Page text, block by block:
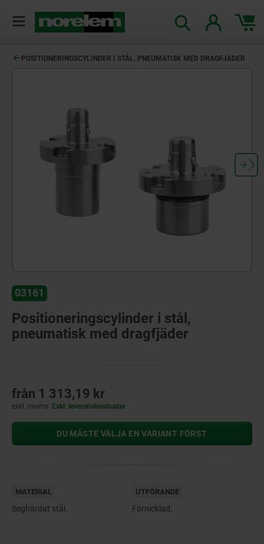
POSITIONERINGSCYLINDER I STÅL, PNEUMATISK MED DRAGFJÄDER
03161
Positioneringscylinder i stål,
pneumatisk med dragfjäder
från 1 313,19 kr
exkl. moms Exkl. leveranskostnader
DU MÅSTE VÄLJA EN VARIANT FÖRST
MATERIAL
Seghärdat stål.
UTFÖRANDE
Förnicklad.